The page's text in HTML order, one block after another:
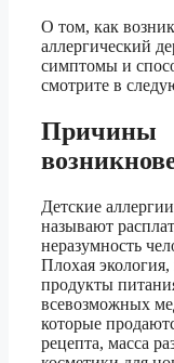
О том, как
аллергический
симптомы и
смотрите в
Причины
Детские
называют
неразумность
Плохая
продукты
всевозможных
которые
рецепта, масса